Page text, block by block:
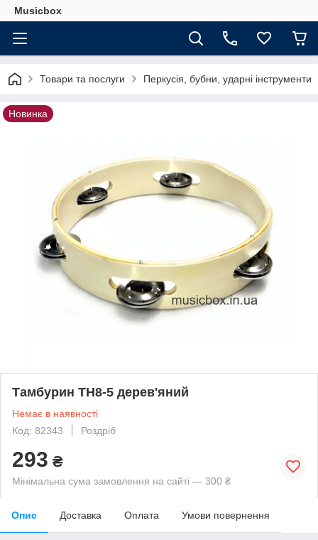
Musicbox
Товари та послуги Перкусія, бубни, ударні інструменти
Новинка
Тамбурин TH8-5 дерев'яний
Немає в наявності
Код: 82343
Роздріб
293 ₴
Мінімальна сума замовлення на сайті — 300 ₴
Опис Доставка Оплата Умови повернення